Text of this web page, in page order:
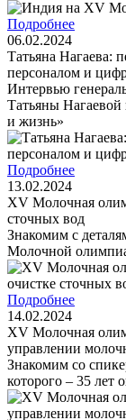
Подробнее
06.02.2024
Татьяна Нагаева:
персоналом и
Интервью
Татьяны
и жизнь»
Подробнее
13.02.2024
XV Молочная
сточных вод
Знакомим с
Молочной
Подробнее
14.02.2024
XV Молочная
управлении
Знакомим со
которого – 35